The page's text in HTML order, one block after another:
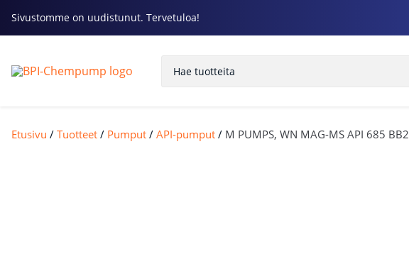
Sivustomme on uudistunut. Tervetuloa!
Etusivu / Tuotteet / Pumput / API-pumput / M PUMPS, WN MAG-MS API 685 BB2